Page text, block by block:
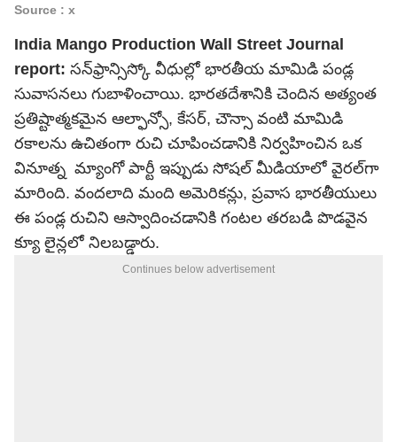
Source : x
India Mango Production Wall Street Journal
report: సన్‌ఫ్రాన్సిస్కో వీధుల్లో భారతీయ మామిడి పండ్ల
సువాసనలు గుబాళించాయి. భారతదేశానికి చెందిన అత్యంత
ప్రతిష్టాత్మకమైన ఆల్ఫాన్సో, కేసర్, చౌన్సా వంటి మామిడి
రకాలను ఉచితంగా రుచి చూపించడానికి నిర్వహించిన ఒక
వినూత్న మ్యాంగో పార్టీ ఇప్పుడు సోషల్ మీడియాలో వైరల్‌గా
మారింది. వందలాది మంది అమెరికన్లు, ప్రవాస భారతీయులు
ఈ పండ్ల రుచిని ఆస్వాదించడానికి గంటల తరబడి పొడవైన
క్యూ లైన్లలో నిలబడ్డారు.
Continues below advertisement